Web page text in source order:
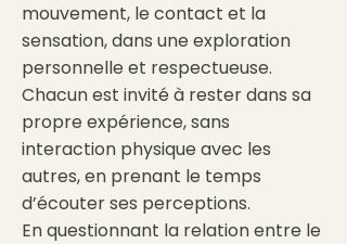
mouvement, le contact et la
sensation, dans une exploration
personnelle et respectueuse.
Chacun est invité à rester dans sa
propre expérience, sans
interaction physique avec les
autres, en prenant le temps
d’écouter ses perceptions.
En questionnant la relation entre le